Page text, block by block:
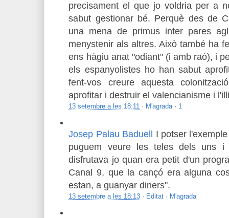
precisament el que jo voldria per a
sabut gestionar bé. Perquè des de
una mena de primus inter pares
menystenir als altres. Això també ha
ens hàgiu anat "odiant" (i amb raó), i
els espanyolistes ho han sabut
fent-vos creure aquesta
aprofitar i destruir el valencianisme i
13 setembre a les 18:11 · M'agrada· 1
Josep Palau Baduell I potser
puguem veure les teles dels uns
disfrutava jo quan era petit d'un
Canal 9, que la cançó era alguna
estan, a guanyar diners".
13 setembre a les 18:13 · Editat · M'agrada